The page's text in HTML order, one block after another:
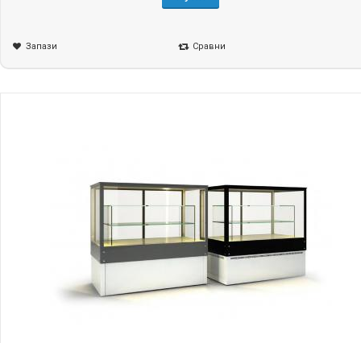
Запази Сравни